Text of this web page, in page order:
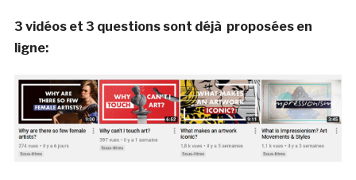
3 vidéos et 3 questions sont déjà proposées en
ligne: